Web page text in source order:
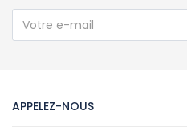
APPELEZ-NOUS